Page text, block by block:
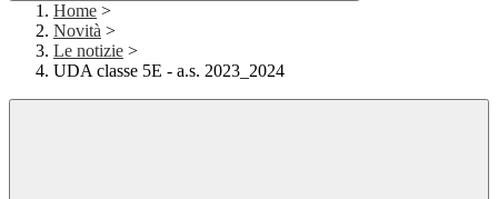
Home >
Novità >
Le notizie >
UDA classe 5E - a.s. 2023_2024